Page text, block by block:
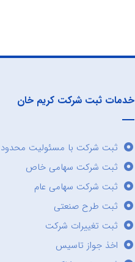
خدمات ثبت شرکت کریم خان
ثبت شرکت با مسئولیت محدود
ثبت شرکت سهامی خاص
ثبت شرکت سهامی عام
ثبت طرح صنعتی
ثبت تغییرات شرکت
اخذ جواز تاسیس